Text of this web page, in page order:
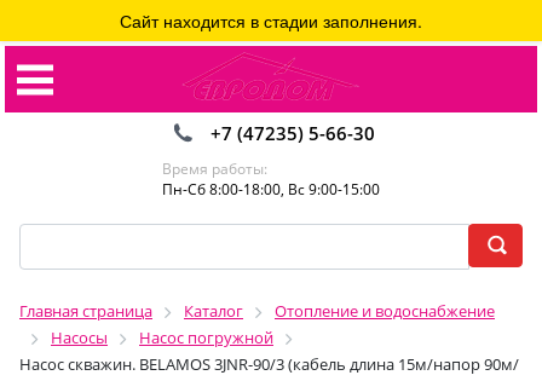
+7 (47235) 5-66-30
Время работы:
Пн-Сб 8:00-18:00, Вс 9:00-15:00
Главная страница Каталог
Отопление и водоснабжение
Насосы
Насос погружной
Насос скважин. BELAMOS 3JNR-90/3 (кабель длина 15м/напор 90м/
Сайт находится в стадии заполнения.